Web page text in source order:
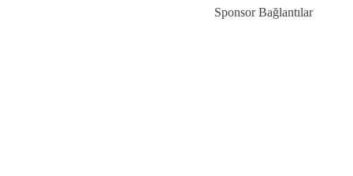
Sponsor Bağlantılar